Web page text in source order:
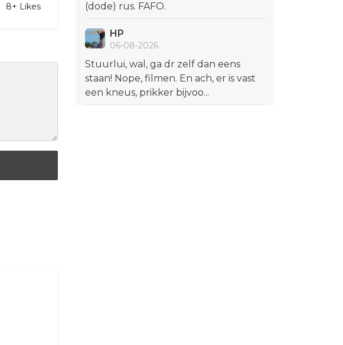
8+ Likes
(dode) rus. FAFO.
HP
06-08-2026
Stuurlui, wal, ga dr zelf dan eens
staan! Nope, filmen. En ach, er is vast
een kneus, prikker bijvoo...